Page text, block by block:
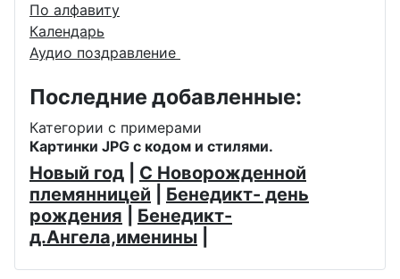
По алфавиту
Календарь
Аудио поздравление
Последние добавленные:
Категории с примерами
Картинки JPG с кодом и стилями.
Новый год
С Новорожденной
племянницей
Бенедикт- день
рождения
Бенедикт-
д.Ангела,именины